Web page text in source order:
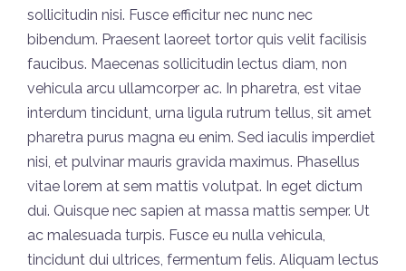
sollicitudin nisi. Fusce efficitur nec nunc nec
bibendum. Praesent laoreet tortor quis velit facilisis
faucibus. Maecenas sollicitudin lectus diam, non
vehicula arcu ullamcorper ac. In pharetra, est vitae
interdum tincidunt, urna ligula rutrum tellus, sit amet
pharetra purus magna eu enim. Sed iaculis imperdiet
nisi, et pulvinar mauris gravida maximus. Phasellus
vitae lorem at sem mattis volutpat. In eget dictum
dui. Quisque nec sapien at massa mattis semper. Ut
ac malesuada turpis. Fusce eu nulla vehicula,
tincidunt dui ultrices, fermentum felis. Aliquam lectus